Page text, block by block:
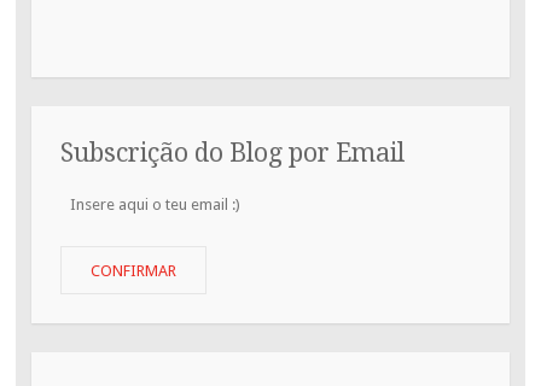
Subscrição do Blog por Email
Insere
CONFIRMAR